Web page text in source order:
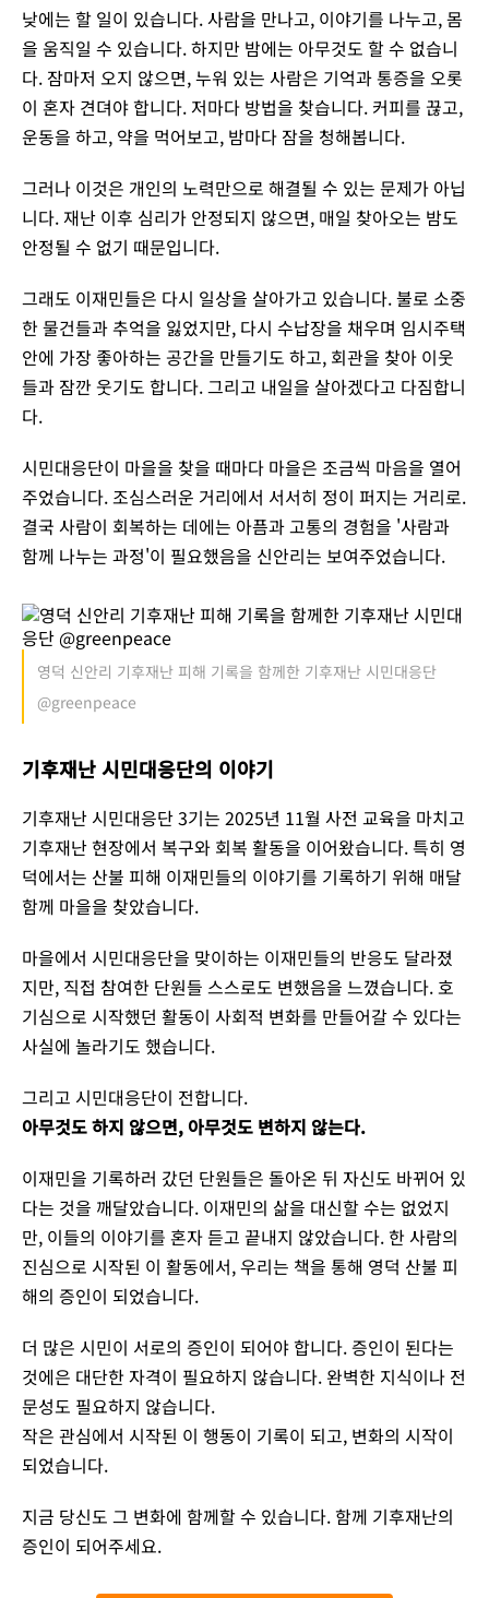
낮에는 할 일이 있습니다. 사람을 만나고, 이야기를 나누고, 몸
을 움직일 수 있습니다. 하지만 밤에는 아무것도 할 수 없습니
다. 잠마저 오지 않으면, 누워 있는 사람은 기억과 통증을 오롯
이 혼자 견뎌야 합니다. 저마다 방법을 찾습니다. 커피를 끊고,
운동을 하고, 약을 먹어보고, 밤마다 잠을 청해봅니다.
그러나 이것은 개인의 노력만으로 해결될 수 있는 문제가 아닙
니다. 재난 이후 심리가 안정되지 않으면, 매일 찾아오는 밤도
안정될 수 없기 때문입니다.
그래도 이재민들은 다시 일상을 살아가고 있습니다. 불로 소중
한 물건들과 추억을 잃었지만, 다시 수납장을 채우며 임시주택
안에 가장 좋아하는 공간을 만들기도 하고, 회관을 찾아 이웃
들과 잠깐 웃기도 합니다. 그리고 내일을 살아겠다고 다짐합니
다.
시민대응단이 마을을 찾을 때마다 마을은 조금씩 마음을 열어
주었습니다. 조심스러운 거리에서 서서히 정이 퍼지는 거리로.
결국 사람이 회복하는 데에는 아픔과 고통의 경험을 '사람과
함께 나누는 과정'이 필요했음을 신안리는 보여주었습니다.
영덕 신안리 기후재난 피해 기록을 함께한 기후재난 시민대응단
@greenpeace
기후재난 시민대응단의 이야기
기후재난 시민대응단 3기는 2025년 11월 사전 교육을 마치고
기후재난 현장에서 복구와 회복 활동을 이어왔습니다. 특히 영
덕에서는 산불 피해 이재민들의 이야기를 기록하기 위해 매달
함께 마을을 찾았습니다.
마을에서 시민대응단을 맞이하는 이재민들의 반응도 달라졌
지만, 직접 참여한 단원들 스스로도 변했음을 느꼈습니다. 호
기심으로 시작했던 활동이 사회적 변화를 만들어갈 수 있다는
사실에 놀라기도 했습니다.
그리고 시민대응단이 전합니다.
아무것도 하지 않으면, 아무것도 변하지 않는다.
이재민을 기록하러 갔던 단원들은 돌아온 뒤 자신도 바뀌어 있
다는 것을 깨달았습니다. 이재민의 삶을 대신할 수는 없었지
만, 이들의 이야기를 혼자 듣고 끝내지 않았습니다. 한 사람의
진심으로 시작된 이 활동에서, 우리는 책을 통해 영덕 산불 피
해의 증인이 되었습니다.
더 많은 시민이 서로의 증인이 되어야 합니다. 증인이 된다는
것에은 대단한 자격이 필요하지 않습니다. 완벽한 지식이나 전
문성도 필요하지 않습니다.
작은 관심에서 시작된 이 행동이 기록이 되고, 변화의 시작이
되었습니다.
지금 당신도 그 변화에 함께할 수 있습니다. 함께 기후재난의
증인이 되어주세요.